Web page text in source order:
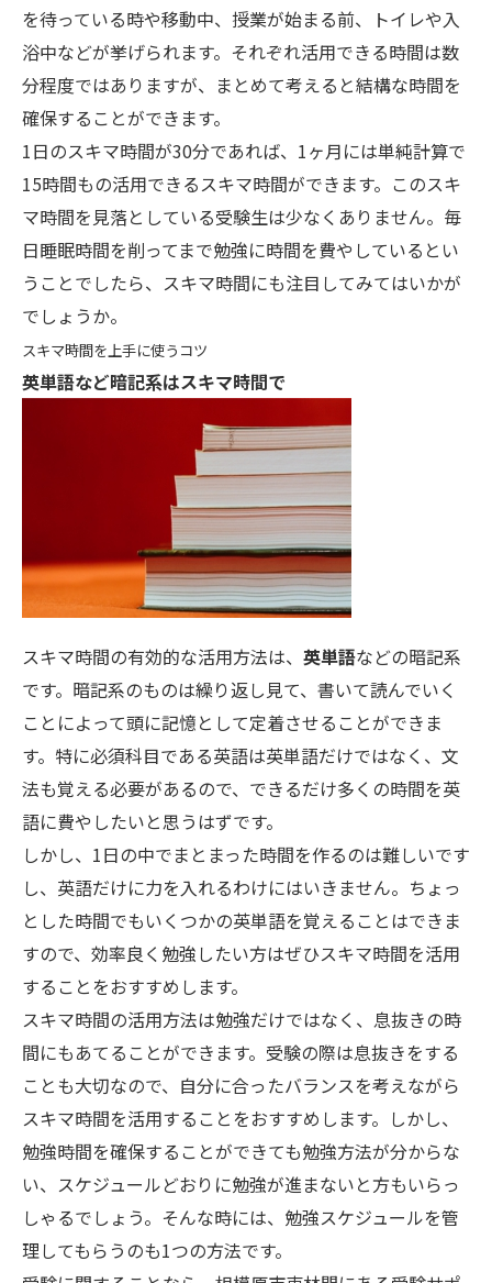
を待っている時や移動中、授業が始まる前、トイレや入
浴中などが挙げられます。それぞれ活用できる時間は数
分程度ではありますが、まとめて考えると結構な時間を
確保することができます。
1日のスキマ時間が30分であれば、1ヶ月には単純計算で
15時間もの活用できるスキマ時間ができます。このスキ
マ時間を見落としている受験生は少なくありません。毎
日睡眠時間を削ってまで勉強に時間を費やしているとい
うことでしたら、スキマ時間にも注目してみてはいかが
でしょうか。
スキマ時間を上手に使うコツ
英単語など暗記系はスキマ時間で
スキマ時間の有効的な活用方法は、 英単語などの暗記系
です。暗記系のものは繰り返し見て、書いて読んでいく
ことによって頭に記憶として定着させることができま
す。特に必須科目である英語は英単語だけではなく、文
法も覚える必要があるので、できるだけ多くの時間を英
語に費やしたいと思うはずです。
しかし、1日の中でまとまった時間を作るのは難しいです
し、英語だけに力を入れるわけにはいきません。ちょっ
とした時間でもいくつかの英単語を覚えることはできま
すので、効率良く勉強したい方はぜひスキマ時間を活用
することをおすすめします。
スキマ時間の活用方法は勉強だけではなく、息抜きの時
間にもあてることができます。受験の際は息抜きをする
ことも大切なので、自分に合ったバランスを考えながら
スキマ時間を活用することをおすすめします。しかし、
勉強時間を確保することができても勉強方法が分からな
い、スケジュールどおりに勉強が進まないと方もいらっ
しゃるでしょう。そんな時には、勉強スケジュールを管
理してもらうのも1つの方法です。